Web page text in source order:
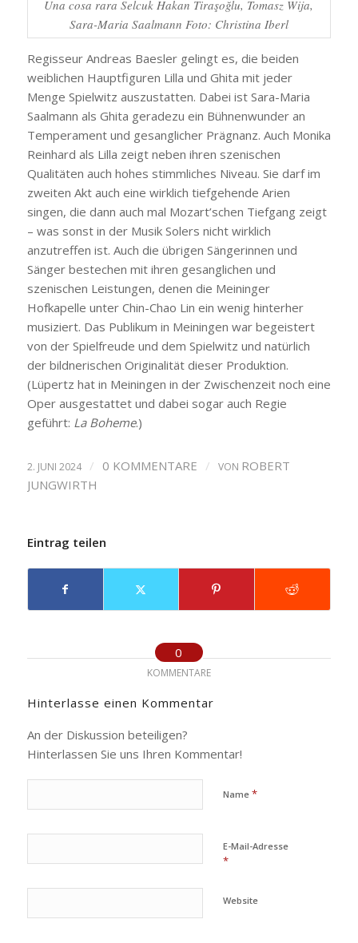
Una cosa rara Selcuk Hakan Tiraşoğlu, Tomasz Wija,
Sara-Maria Saalmann Foto: Christina Iberl
Regisseur Andreas Baesler gelingt es, die beiden
weiblichen Hauptfiguren Lilla und Ghita mit jeder
Menge Spielwitz auszustatten. Dabei ist Sara-Maria
Saalmann als Ghita geradezu ein Bühnenwunder an
Temperament und gesanglicher Prägnanz. Auch Monika
Reinhard als Lilla zeigt neben ihren szenischen
Qualitäten auch hohes stimmliches Niveau. Sie darf im
zweiten Akt auch eine wirklich tiefgehende Arien
singen, die dann auch mal Mozart’schen Tiefgang zeigt
– was sonst in der Musik Solers nicht wirklich
anzutreffen ist. Auch die übrigen Sängerinnen und
Sänger bestechen mit ihren gesanglichen und
szenischen Leistungen, denen die Meininger
Hofkapelle unter Chin-Chao Lin ein wenig hinterher
musiziert. Das Publikum in Meiningen war begeistert
von der Spielfreude und dem Spielwitz und natürlich
der bildnerischen Originalität dieser Produktion.
(Lüpertz hat in Meiningen in der Zwischenzeit noch eine
Oper ausgestattet und dabei sogar auch Regie
geführt: La Boheme.)
2. JUNI 2024 / 0 KOMMENTARE / VON ROBERT
JUNGWIRTH
Eintrag teilen
0
KOMMENTARE
Hinterlasse einen Kommentar
An der Diskussion beteiligen?
Hinterlassen Sie uns Ihren Kommentar!
Name *
E-Mail-Adresse
*
Website